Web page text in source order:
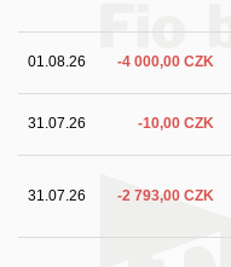
01.08.26 -4 000,00 CZK
31.07.26 -10,00 CZK
31.07.26 -2 793,00 CZK